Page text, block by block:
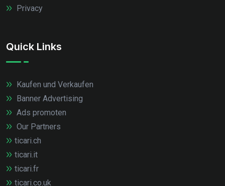
Privacy
Quick Links
Kaufen und Verkaufen
Banner Advertising
Ads promoten
Our Partners
ticari.ch
ticari.it
ticari.fr
ticari.co.uk